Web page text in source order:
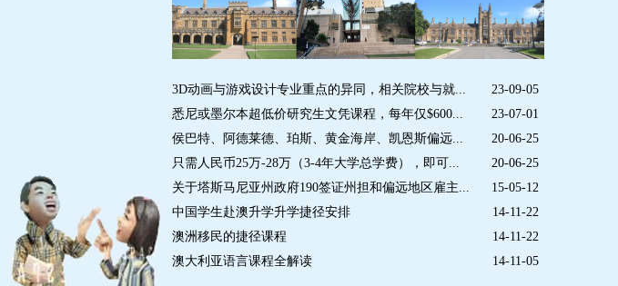
23-09-05
3D动画与游戏设计专业重点的异同，相关院校与就...
23-07-01
悉尼或墨尔本超低价研究生文凭课程，每年仅$600...
20-06-25
侯巴特、阿德莱德、珀斯、黄金海岸、凯恩斯偏远...
20-06-25
只需人民币25万-28万（3-4年大学总学费），即可...
15-05-12
关于塔斯马尼亚州政府190签证州担和偏远地区雇主...
14-11-22
中国学生赴澳升学升学捷径安排
14-11-22
澳洲移民的捷径课程
14-11-05
澳大利亚语言课程全解读